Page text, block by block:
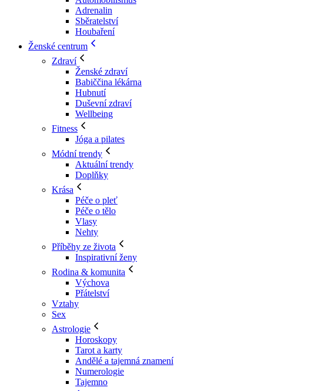
Adrenalin
Sběratelství
Houbaření
Ženské centrum
Zdraví
Ženské zdraví
Babiččina lékárna
Hubnutí
Duševní zdraví
Wellbeing
Fitness
Jóga a pilates
Módní trendy
Aktuální trendy
Doplňky
Krása
Péče o pleť
Péče o tělo
Vlasy
Nehty
Příběhy ze života
Inspirativní ženy
Rodina & komunita
Výchova
Přátelství
Vztahy
Sex
Astrologie
Horoskopy
Tarot a karty
Andělé a tajemná znamení
Numerologie
Tajemno